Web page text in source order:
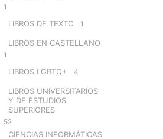
1
LIBROS DE TEXTO 1
LIBROS EN CASTELLANO
1
LIBROS LGBTQ+ 4
LIBROS UNIVERSITARIOS
Y DE ESTUDIOS
SUPERIORES
52
CIENCIAS INFORMÁTICAS